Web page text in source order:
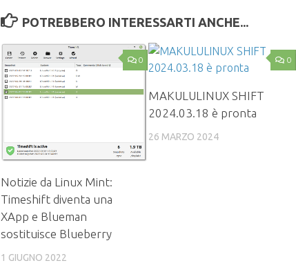
POTREBBERO INTERESSARTI ANCHE...
0
Notizie da Linux Mint:
Timeshift diventa una
XApp e Blueman
sostituisce Blueberry
1 GIUGNO 2022
0
MAKULULINUX SHIFT
2024.03.18 è pronta
26 MARZO 2024